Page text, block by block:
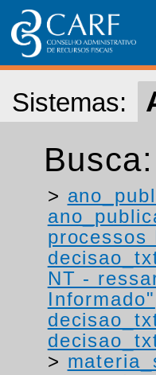
Sistemas:
Busca:
>
NT -
Informado"
>